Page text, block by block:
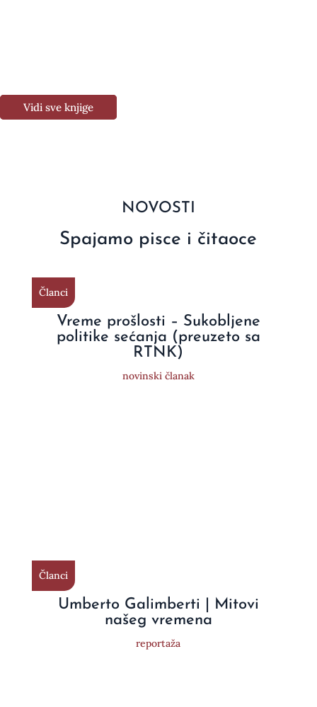
Vidi sve knjige
NOVOSTI
Spajamo pisce i čitaoce
Članci
Vreme prošlosti – Sukobljene
politike sećanja (preuzeto sa
RTNK)
novinski članak
Članci
Umberto Galimberti | Mitovi
našeg vremena
reportaža